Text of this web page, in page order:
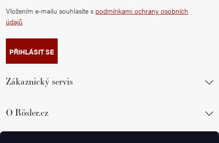
Vložením e-mailu souhlasíte s podmínkami ochrany osobních
údajů
PŘIHLÁSIT SE
Zákaznický servis
O Rösler.cz